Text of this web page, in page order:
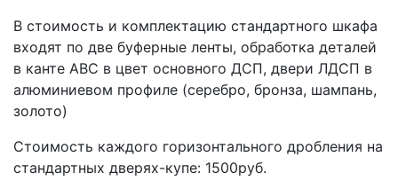
В стоимость и комплектацию стандартного шкафа
входят по две буферные ленты, обработка деталей
в канте АВС в цвет основного ДСП, двери ЛДСП в
алюминиевом профиле (серебро, бронза, шампань,
золото)
Стоимость каждого горизонтального дробления на
стандартных дверях-купе: 1500руб.